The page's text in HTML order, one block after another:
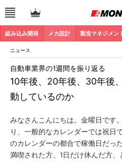
組み込み開発 メカ設計 製造マネジメン
ニュース
10年後、20年後、30年後
動しているのか
自動車業界の1週間を振り返る
みなさんこんにちは。金曜日です
り、一般的なカレンダーでは祝日
のカレンダーの都合で稼働日だっ
満喫された方、1日だけ休んだ方